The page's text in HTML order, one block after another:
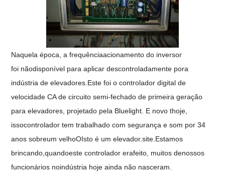
Naquela época, a frequênciaacionamento do inversor
foi nãodisponível para aplicar descontroladamente pora
indústria de elevadores. Este foi o controlador digital de
velocidade CA de circuito semi-fechado de primeira geração
para elevadores, projetado pela Bluelight. E novo thoje,
issocontrolador tem trabalhado com segurança e som por 34
anos sobreum velhoOIsto é um elevador.site Estamos
brincando,quandoeste controlador erafeito , muitos denossos
funcionários noindústria hoje ainda não nasceram.